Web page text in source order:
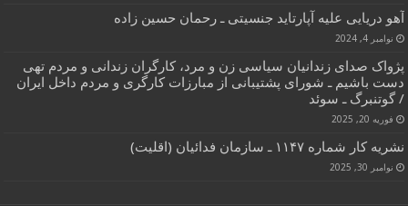
آهو دریایی علیه آپارتاید جنسیتی ـ رحمان حسین زاده
نوامبر 4, 2024
پژواک صدای زندانیان سیاسی زن و مرد، کارگران زندانی و مردم تهی
دست باشیم ـ شورای پشتیبانی از مبارزات کارگری و مردم داخل ایران
/ گوتنبرگ ـ سوئد
فوریه 20, 2025
نشریه کار شماره ۱۱۴۷ ـ سازمان فدائیان (اقلیت)
نوامبر 30, 2025